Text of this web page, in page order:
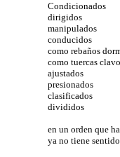
Condicionados
dirigidos
manipulados
conducidos
como rebaños
como tuercas
ajustados
presionados
clasificados
divididos
en un orden que
ya no tiene